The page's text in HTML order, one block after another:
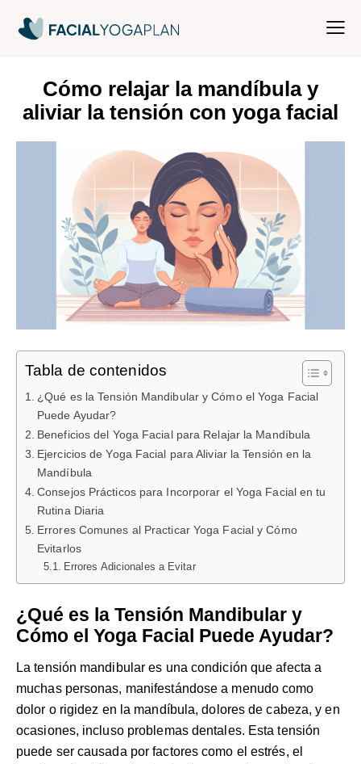
Cómo relajar la mandíbula y
aliviar la tensión con yoga facial
Tabla de contenidos
¿Qué es la Tensión Mandibular y Cómo el Yoga Facial
Puede Ayudar?
Beneficios del Yoga Facial para Relajar la Mandíbula
Ejercicios de Yoga Facial para Aliviar la Tensión en la
Mandíbula
Consejos Prácticos para Incorporar el Yoga Facial en tu
Rutina Diaria
Errores Comunes al Practicar Yoga Facial y Cómo
Evitarlos
Errores Adicionales a Evitar
¿Qué es la Tensión Mandibular y
Cómo el Yoga Facial Puede Ayudar?
La tensión mandibular es una condición que afecta a
muchas personas, manifestándose a menudo como
dolor o rigidez en la mandíbula, dolores de cabeza, y en
ocasiones, incluso problemas dentales. Esta tensión
puede ser causada por factores como el estrés, el